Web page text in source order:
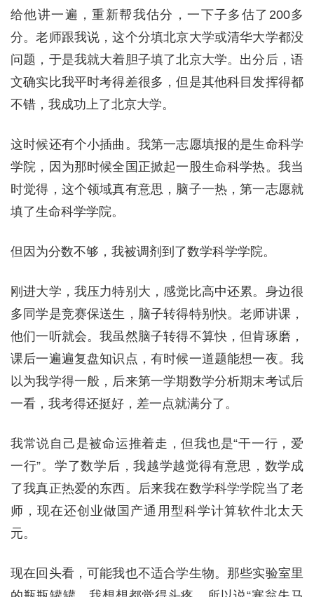
给他讲一遍，重新帮我估分，一下子多估了200多
分。老师跟我说，这个分填北京大学或清华大学都没
问题，于是我就大着胆子填了北京大学。出分后，语
文确实比我平时考得差很多，但是其他科目发挥得都
不错，我成功上了北京大学。
这时候还有个小插曲。我第一志愿填报的是生命科学
学院，因为那时候全国正掀起一股生命科学热。我当
时觉得，这个领域真有意思，脑子一热，第一志愿就
填了生命科学学院。
但因为分数不够，我被调剂到了数学科学学院。
刚进大学，我压力特别大，感觉比高中还累。身边很
多同学是竞赛保送生，脑子转得特别快。老师讲课，
他们一听就会。我虽然脑子转得不算快，但肯琢磨，
课后一遍遍复盘知识点，有时候一道题能想一夜。我
以为我学得一般，后来第一学期数学分析期末考试后
一看，我考得还挺好，差一点就满分了。
我常说自己是被命运推着走，但我也是“干一行，爱
一行”。学了数学后，我越学越觉得有意思，数学成
了我真正热爱的东西。后来我在数学科学学院当了老
师，现在还创业做国产通用型科学计算软件北太天
元。
现在回头看，可能我也不适合学生物。那些实验室里